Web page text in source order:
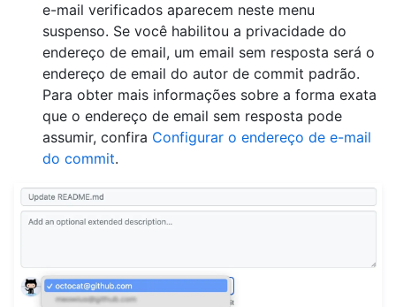
e-mail verificados aparecem neste menu
suspenso. Se você habilitou a privacidade do
endereço de email, um email sem resposta será o
endereço de email do autor de commit padrão.
Para obter mais informações sobre a forma exata
que o endereço de email sem resposta pode
assumir, confira Configurar o endereço de e-mail
do commit.